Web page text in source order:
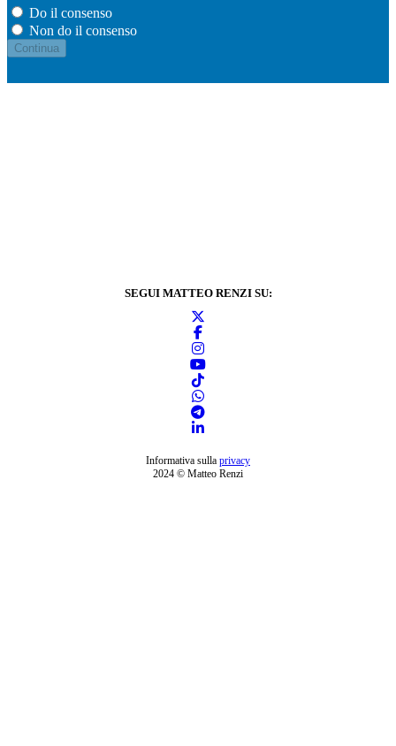
Do il consenso
Non do il consenso
SEGUI MATTEO RENZI SU:
Informativa sulla privacy
2024 © Matteo Renzi